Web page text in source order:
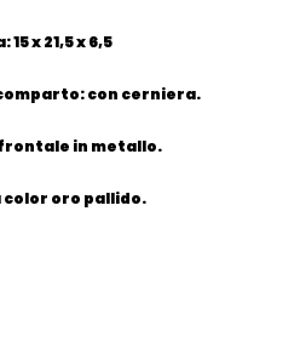
15 x 21,5 x 6,5
con cerniera.
frontale in metallo.
oro pallido.